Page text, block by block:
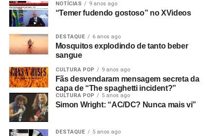
DON'T MISS
Ouvimos: Mark Pritchard & Thom Yorke, “Tall
tales”
Ricardo Schott
Ricardo Schott é jornalista, radialista, editor e principal
colaborador do POP FANTASMA.
NOTÍCIAS 9 anos ago
“Temer fudendo gostoso” no XVideos
DESTAQUE 6 anos ago
Mosquitos explodindo de tanto beber
sangue
CULTURA POP 9 anos ago
Fãs desvendaram mensagem secreta da
capa de “The spaghetti incident?”
CULTURA POP 5 anos ago
Simon Wright: “AC/DC? Nunca mais vi”
DESTAQUE 5 anos ago